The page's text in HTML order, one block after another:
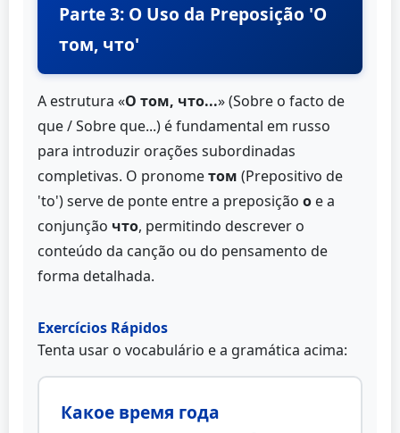
Parte 3: O Uso da Preposição 'О
том, что'
A estrutura «О том, что...» (Sobre o facto de
que / Sobre que...) é fundamental em russo
para introduzir orações subordinadas
completivas. O pronomeтом (Prepositivo de
'to') serve de ponte entre a preposição о e a
conjunção что, permitindo descrever o
conteúdo da canção ou do pensamento de
forma detalhada.
Exercícios Rápidos
Tenta usar o vocabulário e a gramática acima:
Какое время года